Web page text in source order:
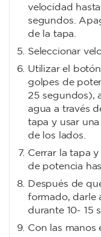
velocidad
segundos.
de la tapa.
Seleccionar
Utilizar el
golpes de
25 segundos),
agua a través
tapa y usar
de los lados.
Cerrar la tapa
de potencia
Después de
formado, darle
durante 10- 15
Con las manos